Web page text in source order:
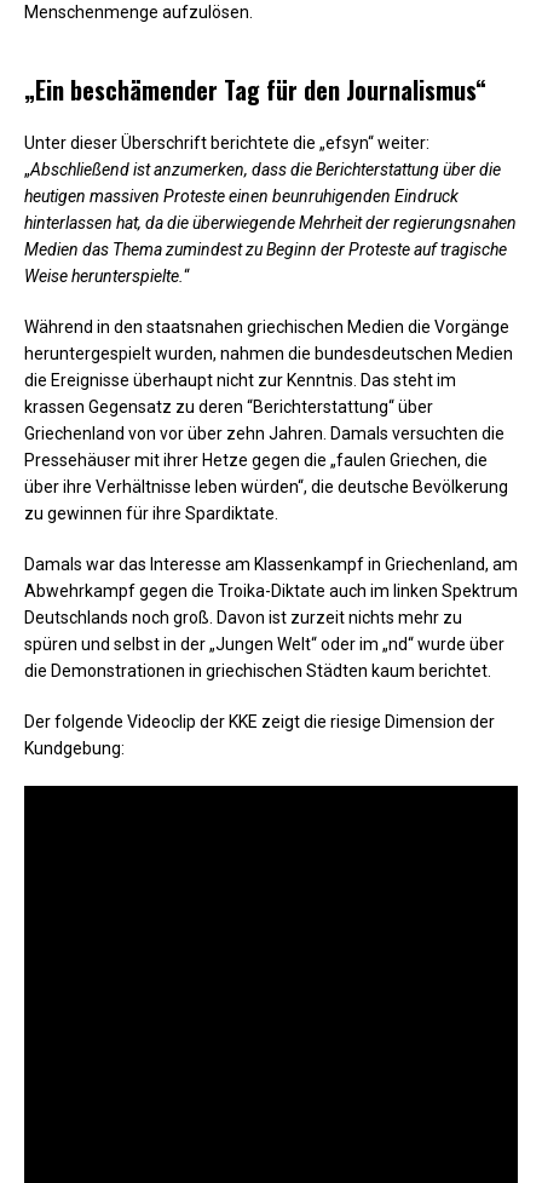
Menschenmenge aufzulösen.
„Ein beschämender Tag für den Journalismus“
Unter dieser Überschrift berichtete die „efsyn“ weiter:
„Abschließend ist anzumerken, dass die Berichterstattung über die
heutigen massiven Proteste einen beunruhigenden Eindruck
hinterlassen hat, da die überwiegende Mehrheit der regierungsnahen
Medien das Thema zumindest zu Beginn der Proteste auf tragische
Weise herunterspielte.“
Während in den staatsnahen griechischen Medien die Vorgänge
heruntergespielt wurden, nahmen die bundesdeutschen Medien
die Ereignisse überhaupt nicht zur Kenntnis. Das steht im
krassen Gegensatz zu deren “Berichterstattung“ über
Griechenland von vor über zehn Jahren. Damals versuchten die
Pressehäuser mit ihrer Hetze gegen die „faulen Griechen, die
über ihre Verhältnisse leben würden“, die deutsche Bevölkerung
zu gewinnen für ihre Spardiktate.
Damals war das Interesse am Klassenkampf in Griechenland, am
Abwehrkampf gegen die Troika-Diktate auch im linken Spektrum
Deutschlands noch groß. Davon ist zurzeit nichts mehr zu
spüren und selbst in der „Jungen Welt“ oder im „nd“ wurde über
die Demonstrationen in griechischen Städten kaum berichtet.
Der folgende Videoclip der KKE zeigt die riesige Dimension der
Kundgebung: